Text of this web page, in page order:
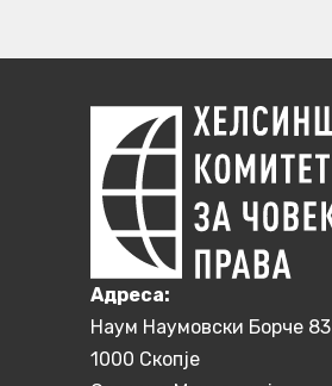
Aдреса:
Наум Наумовски Борче 83
1000 Скопје